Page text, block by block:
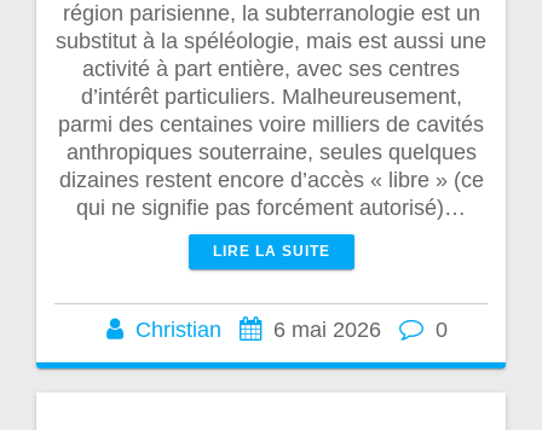
région parisienne, la subterranologie est un
substitut à la spéléologie, mais est aussi une
activité à part entière, avec ses centres
d’intérêt particuliers. Malheureusement,
parmi des centaines voire milliers de cavités
anthropiques souterraine, seules quelques
dizaines restent encore d’accès « libre » (ce
qui ne signifie pas forcément autorisé)…
LIRE LA SUITE
Christian 6 mai 2026 0